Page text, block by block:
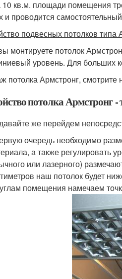
10 кв.м. площади помещения
и проводится
подвесных потолков
монтируете потолок
уровень. Для больших
потолка Армстронг, смотрите
потолка Армстронг -
же перейдем
очередь необходимо
а также регулировать
или лазерного)
наш потолок будет
помещения намечаем